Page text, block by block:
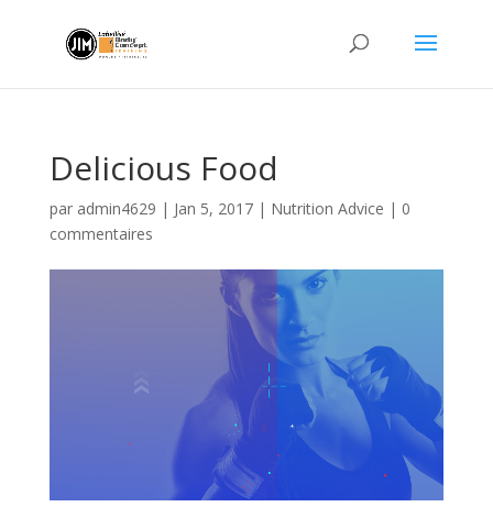
Delicious Food
par admin4629 | Jan 5, 2017| Nutrition Advice | 0
commentaires